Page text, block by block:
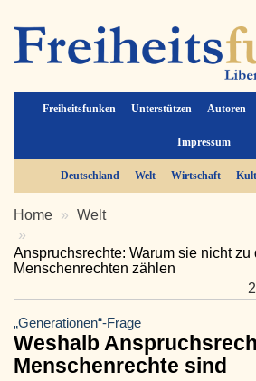
Freiheitsfunken Unterstützen Autoren
Impressum
Deutschland Welt Wirtschaft
Home Welt
Anspruchsrechte: Warum sie nicht zu
Menschenrechten zählen
„Generationen“-Frage
Weshalb
Menschenrechte sind